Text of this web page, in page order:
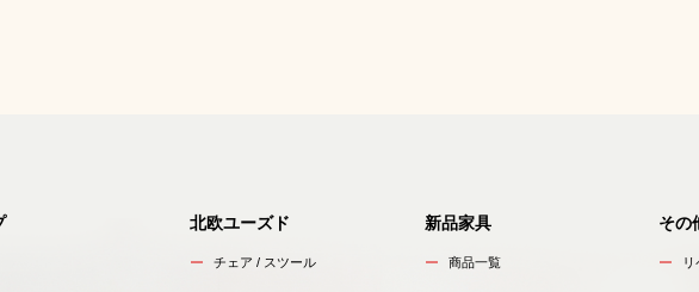
北欧ユーズド
チェア / スツール
新品家具
商品一覧
その